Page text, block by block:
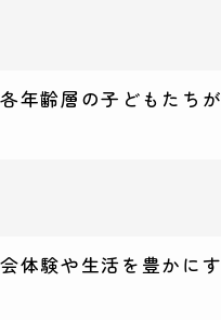
年齢層の子どもたち
体験や生活を豊かに